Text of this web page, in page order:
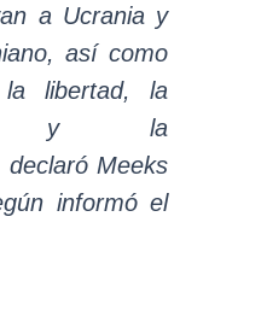
a Ucrania y
así como
libertad, la
y la
declaró Meeks
informó el